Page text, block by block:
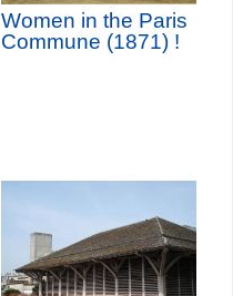
Women in the Paris
Commune (1871) !